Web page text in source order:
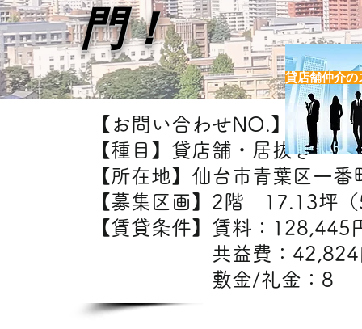
【お問い合わせNO.】H6926
【種目】貸店舗・居抜き
【所在地】仙台市青葉区一番
【募集区画】2階 17.13坪
【賃貸条件】賃料：
共益費：
敷金/礼金：8
門！
貸店舗仲介の